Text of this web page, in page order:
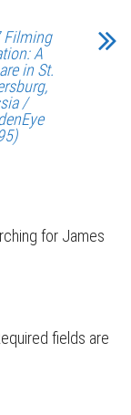
Filming
A
in St.
/
for James
fields are